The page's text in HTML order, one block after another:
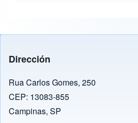
Dirección
Rua Carlos Gomes, 250
CEP: 13083-855
Campinas, SP